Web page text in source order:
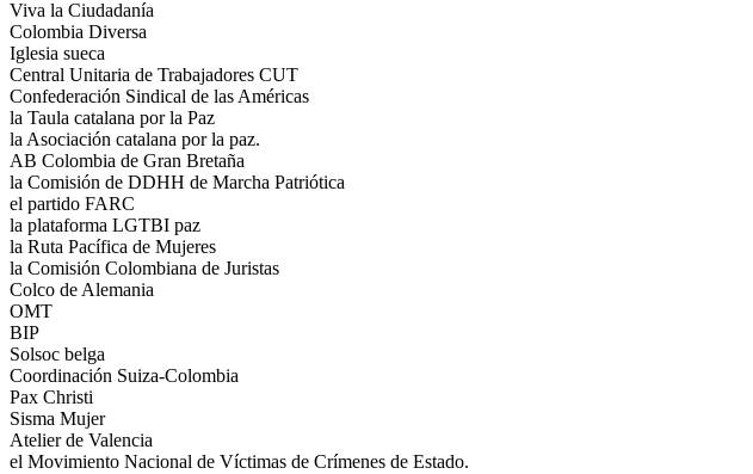
Viva la Ciudadanía
Colombia Diversa
Iglesia sueca
Central Unitaria de Trabajadores CUT
Confederación Sindical de las Américas
la Taula catalana por la Paz
la Asociación catalana por la paz.
AB Colombia de Gran Bretaña
la Comisión de DDHH de Marcha Patriótica
el partido FARC
la plataforma LGTBI paz
la Ruta Pacífica de Mujeres
la Comisión Colombiana de Juristas
Colco de Alemania
OMT
BIP
Solsoc belga
Coordinación Suiza-Colombia
Pax Christi
Sisma Mujer
Atelier de Valencia
el Movimiento Nacional de Víctimas de Crímenes de Estado.